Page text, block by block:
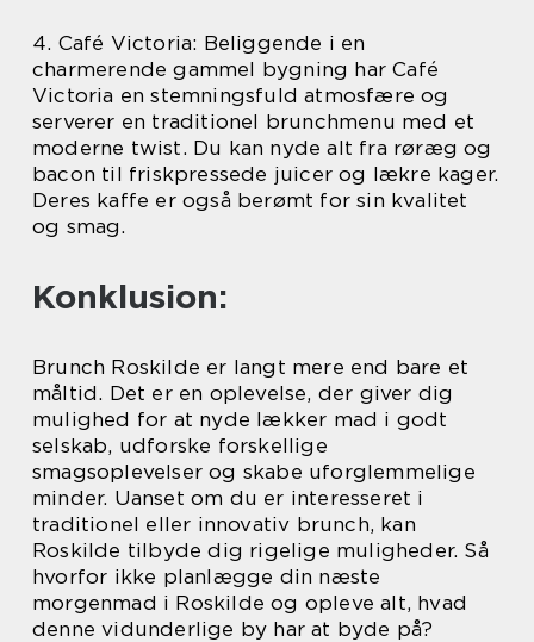
4. Café Victoria: Beliggende i en
charmerende gammel bygning har Café
Victoria en stemningsfuld atmosfære og
serverer en traditionel brunchmenu med et
moderne twist. Du kan nyde alt fra røræg og
bacon til friskpressede juicer og lækre kager.
Deres kaffe er også berømt for sin kvalitet
og smag.
Konklusion:
Brunch Roskilde er langt mere end bare et
måltid. Det er en oplevelse, der giver dig
mulighed for at nyde lækker mad i godt
selskab, udforske forskellige
smagsoplevelser og skabe uforglemmelige
minder. Uanset om du er interesseret i
traditionel eller innovativ brunch, kan
Roskilde tilbyde dig rigelige muligheder. Så
hvorfor ikke planlægge din næste
morgenmad i Roskilde og opleve alt, hvad
denne vidunderlige by har at byde på?